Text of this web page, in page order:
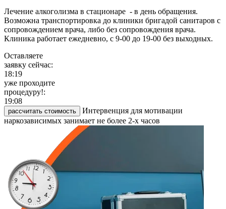
Лечение алкоголизма в стационаре - в день обращения.
Возможна транспортировка до клиники бригадой санитаров с
сопровождением врача, либо без сопровождения врача.
Клиника работает ежедневно, с 9-00 до 19-00 без выходных.
Оставляете
заявку сейчас:
18:19
уже проходите
процедуру!:
19:08
рассчитать стоимость
Интервенция для мотивации
наркозависимых занимает не более 2-х часов